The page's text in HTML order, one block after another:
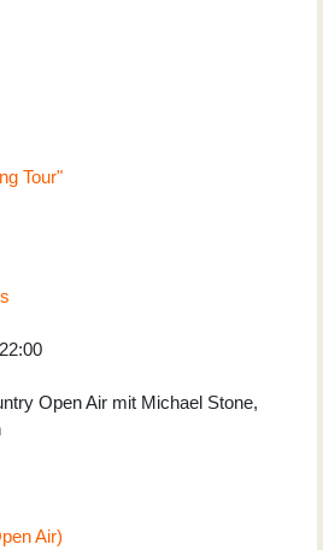
Tour"
22:00
Open Air mit Michael Stone,
Air)